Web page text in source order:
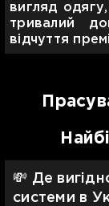
вигляд
тривалий
відчуття
💸 Де
системи в